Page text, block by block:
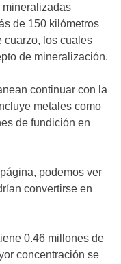
mineralizadas
de 150 kilómetros
cuarzo, los cuales
de mineralización.
continuar con la
metales como
de fundición en
podemos ver
convertirse en
0.46 millones de
concentración se